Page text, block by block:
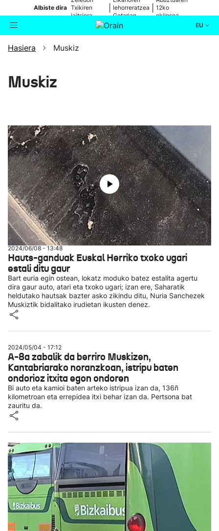
Albiste dira Txikiren
jaitsiera,
zuzenean
lehorreratzea
Getarian
12ko
eklipsea
EU
Bilatzailea
Ikusmiran
Eguraldia
Hasiera Muskiz
Muskiz
2024/06/08 - 13:48
Hauts-ganduak Euskal Herriko txoko ugari
estali ditu gaur
Bart euria egin ostean, lokatz moduko batez estalita agertu
dira gaur auto, atari eta txoko ugari; izan ere, Saharatik
heldutako hautsak bazter asko zikindu ditu, Nuria Sanchezek
Muskiztik bidalitako irudietan ikusten denez.
2024/05/04 - 17:12
A-8a zabalik da berriro Muskizen,
Kantabriarako noranzkoan, istripu baten
ondorioz itxita egon ondoren
Bi auto eta kamioi baten arteko istripua izan da, 136ñ
kilometroan eta errepidea itxi behar izan da. Pertsona bat
zauritu da.